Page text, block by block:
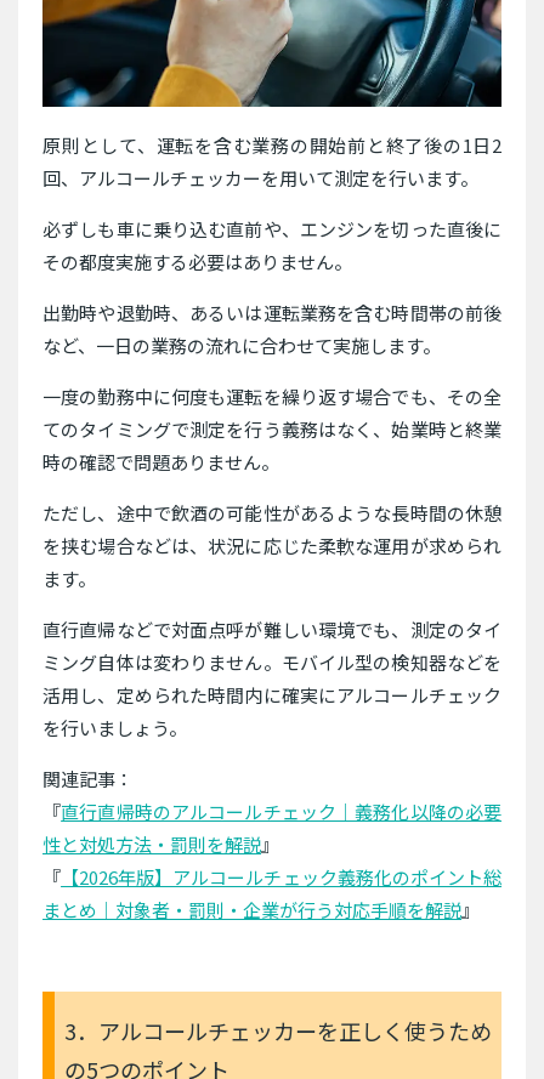
原則として、運転を含む業務の開始前と終了後の1日2
回、アルコールチェッカーを用いて測定を行います。
必ずしも車に乗り込む直前や、エンジンを切った直後に
その都度実施する必要はありません。
出勤時や退勤時、あるいは運転業務を含む時間帯の前後
など、一日の業務の流れに合わせて実施します。
一度の勤務中に何度も運転を繰り返す場合でも、その全
てのタイミングで測定を行う義務はなく、始業時と終業
時の確認で問題ありません。
ただし、途中で飲酒の可能性があるような長時間の休憩
を挟む場合などは、状況に応じた柔軟な運用が求められ
ます。
直行直帰などで対面点呼が難しい環境でも、測定のタイ
ミング自体は変わりません。モバイル型の検知器などを
活用し、定められた時間内に確実にアルコールチェック
を行いましょう。
関連記事：
『直行直帰時のアルコールチェック｜義務化以降の必要
性と対処方法・罰則を解説』
『 【2026年版】アルコールチェック義務化のポイント総
まとめ｜対象者・罰則・企業が行う対応手順を解説』
3．アルコールチェッカーを正しく使うため
の5つのポイント